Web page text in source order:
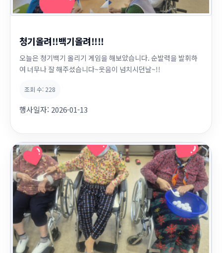
청기올려!!백기올려!!!!
오늘은 청기백기 올리기 게임을 해보았습니다. 순발력을 발휘하
여 너무나 잘 해주셨습니다~웃음이 넘치시던날~!!
조회 수: 228
행사일자: 2026-01-13